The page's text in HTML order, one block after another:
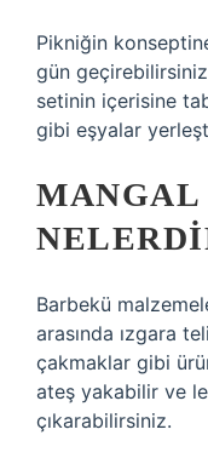
Pikniğin
gün
setinin içerisine
gibi eşyalar
Barbekü
arasında ızgara
çakmaklar gibi
ateş yakabilir ve
çıkarabilirsiniz.